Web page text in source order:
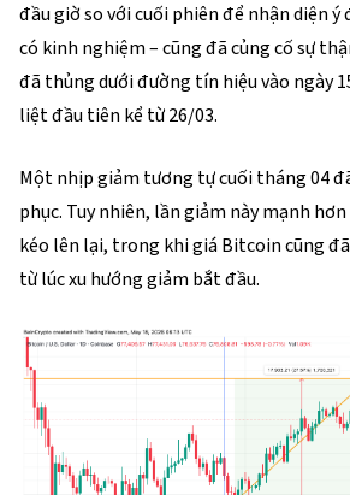
đầu giờ so với cuối phiên để nhận diện ý
có kinh nghiệm – cũng đã củng cố sự
đã thủng dưới đường tín hiệu vào ngày
liệt đầu tiên kể từ 26/03.
Một nhịp giảm tương tự cuối tháng 04
phục. Tuy nhiên, lần giảm này mạnh
kéo lên lại, trong khi giá Bitcoin cũng
từ lúc xu hướng giảm bắt đầu.